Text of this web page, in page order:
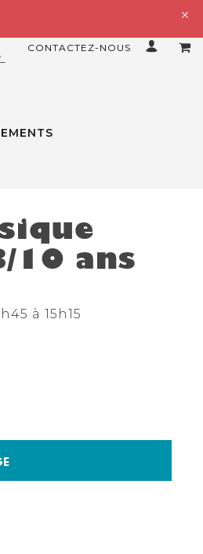
CONTACTEZ-NOUS
10 ans
à 15h15